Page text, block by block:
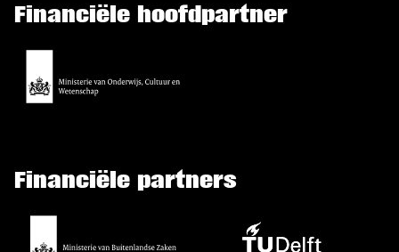
Financiële hoofdpartner
Financiële partners